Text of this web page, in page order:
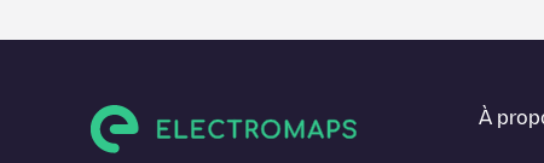
Vous pouvez utiliser les filtres de l'application mobile ou de la
du fournisseur, de l'état du chargeur, de l'emplacement, etc.
À